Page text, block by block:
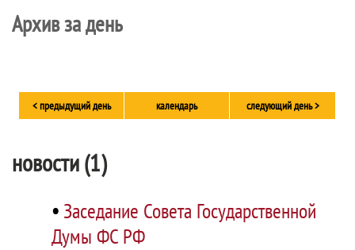
Архив за день
< предыдущий день календарь следующий день >
новости (1)
• Заседание Совета Государственной
Думы ФС РФ